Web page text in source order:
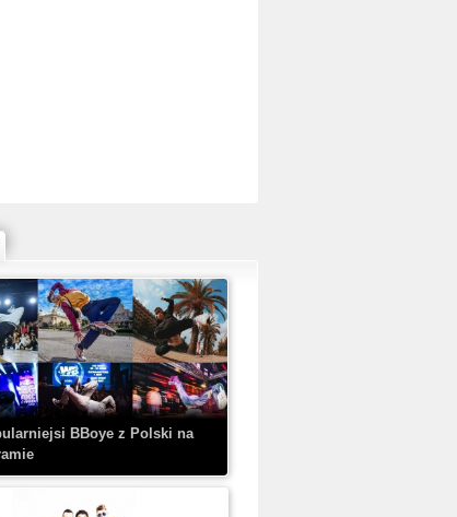
w najnowszym klipie: HRYPA
z walizką
BBoye z Polski na